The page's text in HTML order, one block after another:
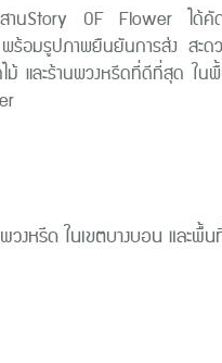
สานStory OF Flower ได้คั
อมรูปภาพยืนยันการส่ง สะดว
ม้ และร้านพวงหรีดที่ดีที่สุด ใน
วงหรีด ในเขตบางบอน และพื้น